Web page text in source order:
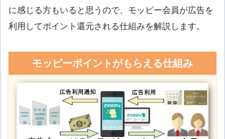
に感じる方もいると思うので、モッピー会員が広告を
利用してポイント還元される仕組みを解説します。
モッピーポイントがもらえる仕組み